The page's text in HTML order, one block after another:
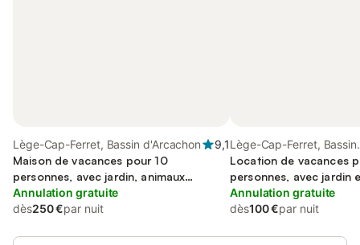
Lège-Cap-Ferret, Bassin d'Arcachon
9,1
Maison de vacances pour 10
personnes, avec jardin, animaux
acceptés
Annulation gratuite
dès250 €par nuit
Lège-Cap-Ferret, Bassin
d'Arcachon
Location de vacances
personnes, avec jardin
enfant, animaux
Annulation gratuite
dès100 €par nuit